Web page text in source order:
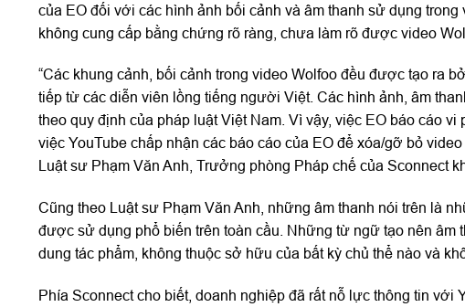
của EO đối với các hình ảnh bối cảnh và âm thanh sử dụng
không cung cấp bằng chứng rõ ràng, chưa làm rõ được video
“Các khung cảnh, bối cảnh trong video Wolfoo đều được tạo ra
tiếp từ các diễn viên lồng tiếng người Việt. Các hình ảnh, âm
theo quy định của pháp luật Việt Nam. Vì vậy, việc EO báo cáo
việc YouTube chấp nhận các báo cáo của EO để xóa/gỡ bỏ
Luật sư Phạm Văn Anh, Trưởng phòng Pháp chế của Sconnect
Cũng theo Luật sư Phạm Văn Anh, những âm thanh nói trên là
được sử dụng phổ biến trên toàn cầu. Những từ ngữ tạo nên âm
dung tác phẩm, không thuộc sở hữu của bất kỳ chủ thể nào và
Phía Sconnect cho biết, doanh nghiệp đã rất nỗ lực thông tin